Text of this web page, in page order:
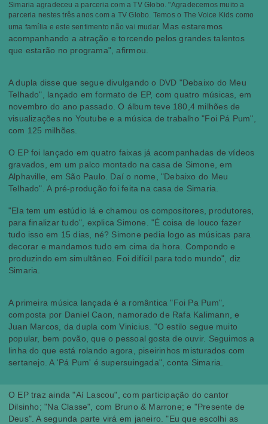
Simaria agradeceu a parceria com a TV Globo. "Agradecemos muito a
parceria nestes três anos com a TV Globo. Temos o The Voice Kids como
uma família e este sentimento não vai mudar. Mas estaremos
acompanhando a atração e torcendo pelos grandes talentos
que estarão no programa", afirmou.
A dupla disse que segue divulgando o DVD "Debaixo do Meu
Telhado", lançado em formato de EP, com quatro músicas, em
novembro do ano passado. O álbum teve 180,4 milhões de
visualizações no Youtube e a música de trabalho "Foi Pá Pum",
com 125 milhões.
O EP foi lançado em quatro faixas já acompanhadas de vídeos
gravados, em um palco montado na casa de Simone, em
Alphaville, em São Paulo. Daí o nome, "Debaixo do Meu
Telhado". A pré-produção foi feita na casa de Simaria.
"Ela tem um estúdio lá e chamou os compositores, produtores,
para finalizar tudo", explica Simone. "É coisa de louco fazer
tudo isso em 15 dias, né? Simone pedia logo as músicas para
decorar e mandamos tudo em cima da hora. Compondo e
produzindo em simultâneo. Foi difícil para todo mundo", diz
Simaria.
A primeira música lançada é a romântica "Foi Pa Pum",
composta por Daniel Caon, namorado de Rafa Kalimann, e
Juan Marcos, da dupla com Vinicius. "O estilo segue muito
popular, bem povão, que o pessoal gosta de ouvir. Seguimos a
linha do que está rolando agora, piseirinhos misturados com
sertanejo. A 'Pá Pum' é supersuingada", conta Simaria.
O EP traz ainda "Aí Lascou", com participação do cantor
Dilsinho; "Na Classe", com Bruno & Marrone; e "Presente de
Deus". A segunda parte virá em janeiro. "Eu que escolhi as